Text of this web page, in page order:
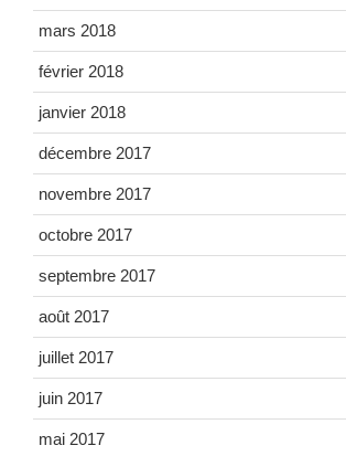
mars 2018
février 2018
janvier 2018
décembre 2017
novembre 2017
octobre 2017
septembre 2017
août 2017
juillet 2017
juin 2017
mai 2017